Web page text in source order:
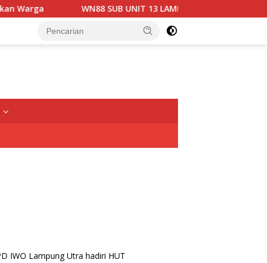
WN88 SUB UNIT 13 LAMPUNG UTARA GELAR RAPAT